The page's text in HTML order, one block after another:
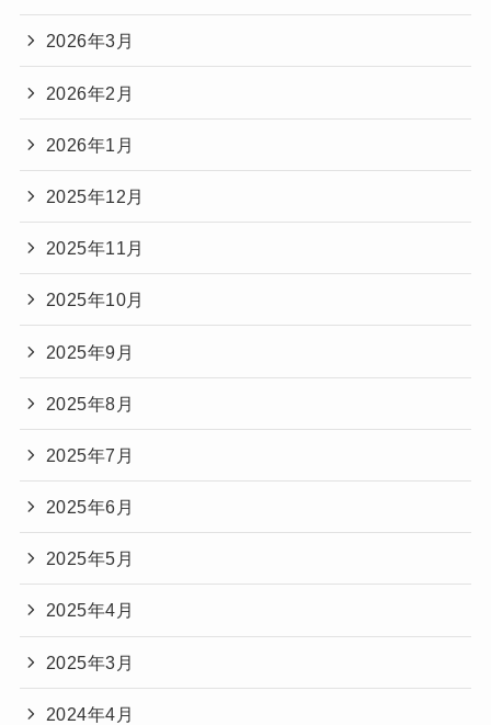
2026年3月
2026年2月
2026年1月
2025年12月
2025年11月
2025年10月
2025年9月
2025年8月
2025年7月
2025年6月
2025年5月
2025年4月
2025年3月
2024年4月